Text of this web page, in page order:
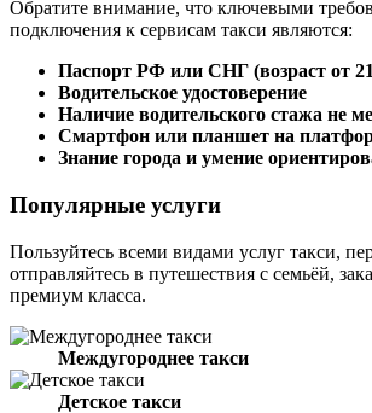
Обратите внимание, что ключевыми
подключения к сервисам такси являются:
Паспорт РФ или СНГ (возраст от
Водительское удостоверение
Наличие водительского стажа не
Смартфон или планшет на
Знание города и умение
Популярные услуги
Пользуйтесь всеми видами услуг такси,
отправляйтесь в путешествия с семьёй,
премиум класса.
Междугороднее такси
Детское такси